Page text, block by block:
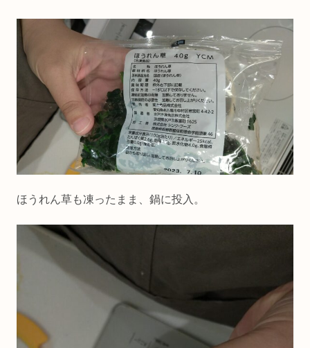
ほうれん草も凍ったまま、鍋に投入。